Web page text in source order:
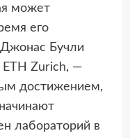
может
его
Бучли
ETH Zurich, —
достижением,
лабораторий в